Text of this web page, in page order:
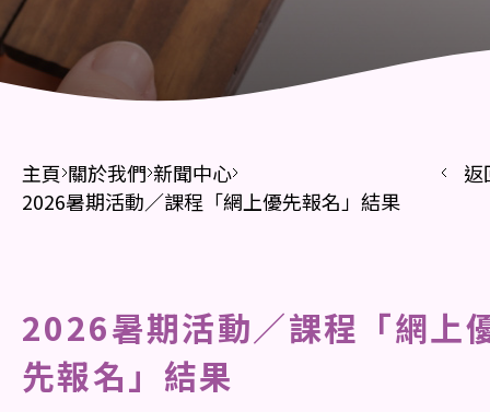
主頁 關於我們 新聞中心
2026暑期活動／課程「網上優先報名」結果
返
2026暑期活動／課程「網上
先報名」結果